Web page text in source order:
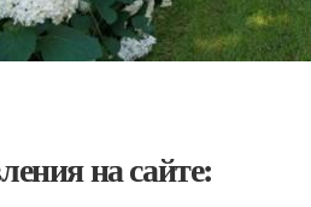
на сайте: